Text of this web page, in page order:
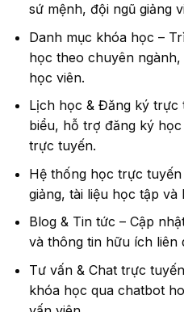
sứ mệnh, đội ngũ giảng
Danh mục khóa học –
học theo chuyên
học viên.
Lịch học & Đăng ký trực
biểu, hỗ trợ đăng ký
trực tuyến.
Hệ thống học trực
giảng, tài liệu học tập và
Blog & Tin tức – Cập
và thông tin hữu ích liên
Tư vấn & Chat trực
khóa học qua chatbot